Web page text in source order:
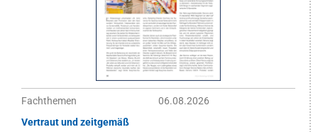
Fachthemen
06.08.2026
Vertraut und zeitgemäß